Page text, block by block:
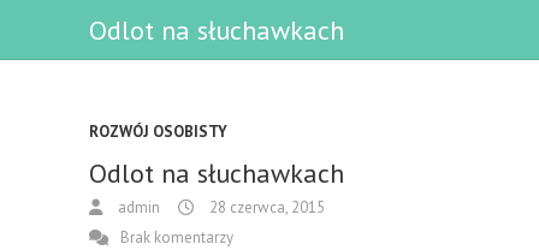
Odlot na słuchawkach
ROZWÓJ OSOBISTY
Odlot na słuchawkach
admin
28 czerwca, 2015
Brak komentarzy